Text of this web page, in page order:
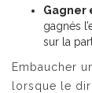
Gagner
gagnés
sur la
Embaucher
lorsque le